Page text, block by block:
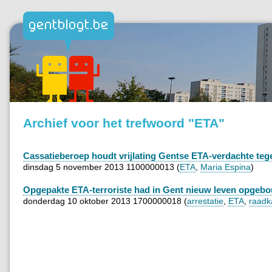
Archief voor het trefwoord "ETA"
Cassatieberoep houdt vrijlating Gentse ETA-verdachte
dinsdag 5 november 2013 1100000013 (ETA Maria Espina)
Opgepakte ETA-terroriste had in Gent nieuw leven
donderdag 10 oktober 2013 1700000018 (arrestatie ETA